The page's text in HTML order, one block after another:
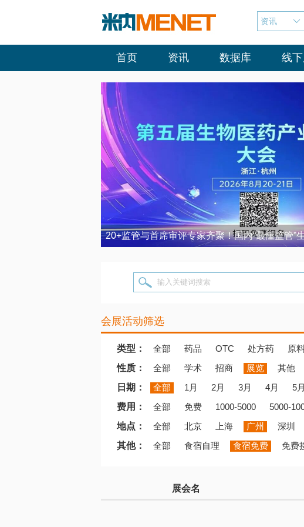
资讯
首页 资讯 数据库 线
20+监管与首席审评专家齐聚！国内“最懂监管”
输入关键词搜索
会展活动筛选
类型： 全部 药品 OTC 处方药 原
性质：
全部 学术 招商 展览
其他
日期：
全部 1月 2月 3月 4月 5月
费用：
全部 免费 1000-5000 5000-
地点：
全部 北京 上海 广州 深圳
其他：
全部 食宿自理 食宿免费 免费
展会名